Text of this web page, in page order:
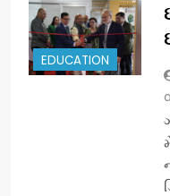
EDUCATION